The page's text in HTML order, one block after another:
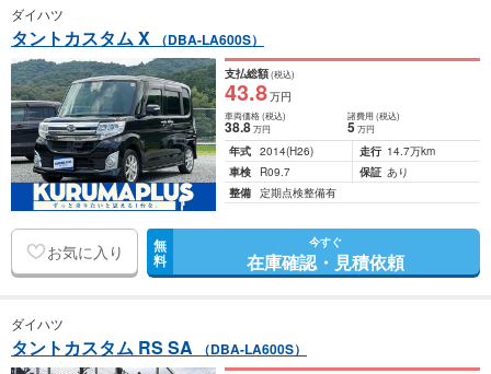
ダイハツ
タントカスタム X （DBA-LA600S）
支払総額(税込)
43.8万円
車両価格(税込)
38.8万円
諸費用 (税込)
5 万円
年式 2014(H26) 走行 14.7万km
車検
R09.7 保証 あり
整備 定期点検整備有
お気に入り 無
料
今すぐ
在庫確認・見積依頼
ダイハツ
タントカスタム RS SA （DBA-LA600S）